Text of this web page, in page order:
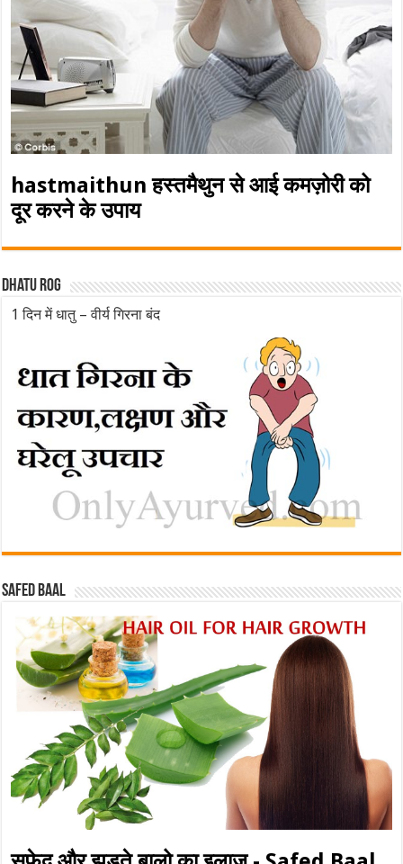
hastmaithun हस्तमैथुन से आई कमज़ोरी को
दूर करने के उपाय
Dhatu rog
1 दिन में धातु – वीर्य गिरना बंद
Safed baal